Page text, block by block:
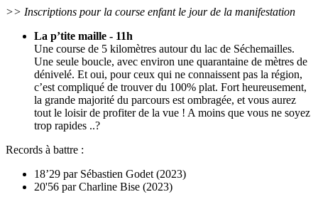
>> Inscriptions pour la course enfant le jour de la manifestation
La p’tite maille - 11h
Une course de 5 kilomètres autour du lac de Séchemailles.
Une seule boucle, avec environ une quarantaine de mètres de
dénivelé. Et oui, pour ceux qui ne connaissent pas la région,
c’est compliqué de trouver du 100% plat. Fort heureusement,
la grande majorité du parcours est ombragée, et vous aurez
tout le loisir de profiter de la vue ! A moins que vous ne soyez
trop rapides ..?
Records à battre :
18’29 par Sébastien Godet (2023)
20'56 par Charline Bise (2023)